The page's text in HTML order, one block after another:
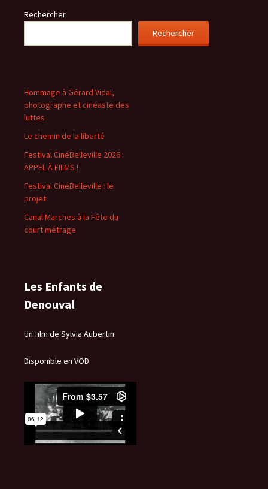
Rechercher
Rechercher
Hommage à Gérard Vidal,
photographe et cinéaste des
luttes
Le chemin de la liberté
Festival CinéBelleville 2026 :
APPEL À FILMS !
Festival CinéBelleville : le
projet
Canal Marches à la Fête du
court métrage
Les Enfants de
Denouval
Un film de Sylvia Aubertin
Disponible en VOD